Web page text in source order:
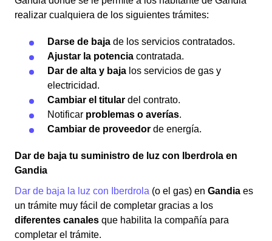
realizar cualquiera de los siguientes trámites:
Darse de baja de los servicios contratados.
Ajustar la potencia contratada.
Dar de alta y baja los servicios de gas y
electricidad.
Cambiar el titular del contrato.
Notificar problemas o averías.
Cambiar de proveedor de energía.
Dar de baja tu suministro de luz con Iberdrola en
Gandia
Dar de baja la luz con Iberdrola (o el gas) en Gandia es
un trámite muy fácil de completar gracias a los
diferentes canales que habilita la compañía para
completar el trámite.